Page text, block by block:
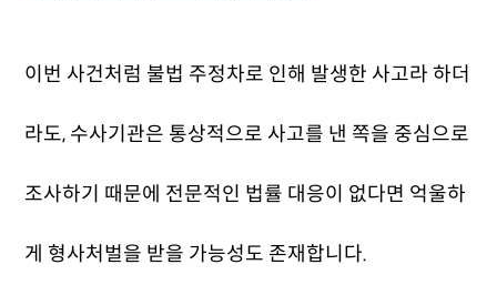
이번 사건처럼 불법 주정차로 인해 발생한 사고라 하더
라도, 수사기관은 통상적으로 사고를 낸 쪽을 중심으로
조사하기 때문에 전문적인 법률 대응이 없다면 억울하
게 형사처벌을 받을 가능성도 존재합니다.